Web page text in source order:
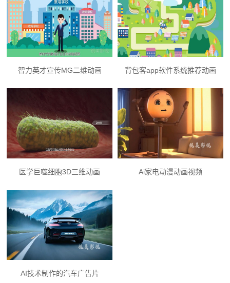
智力英才宣传MG二维动画 背包客app软件系统推荐动画
医学巨噬细胞3D三维动画 Ai家电动漫动画视频
AI技术制作的汽车广告片